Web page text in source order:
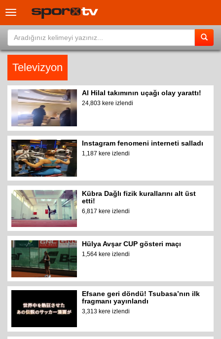
Toggle
Televizyon
Al Hilal takımının uçağı olay yarattı!
24,803 kere izlendi
Instagram fenomeni interneti salladı
1,187 kere izlendi
Kübra Dağlı fizik kurallarını alt üst
etti!
6,817 kere izlendi
Hülya Avşar CUP gösteri maçı
1,564 kere izlendi
Efsane geri döndü! Tsubasa’nın ilk
fragmanı yayınlandı
3,313 kere izlendi